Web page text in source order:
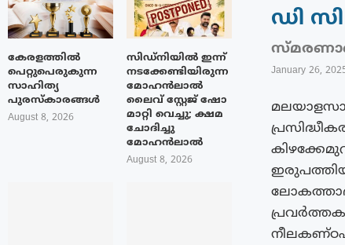
ഡി സി
January 26,
കേരളത്തിൽ
പെറ്റുപെരുകുന്ന
സാഹിത്യ
പുരസ്‌കാരങ്ങൾ
August 8, 2026
സിഡ്നിയിൽ ഇന്ന്
നടക്കേണ്ടിയിരുന്ന
മോഹൻലാൽ
ലൈവ് സ്റ്റേജ് ഷോ
മാറ്റി വെച്ചു; ക്ഷമ
ചോദിച്ചു
മോഹൻലാൽ
August 8, 2026